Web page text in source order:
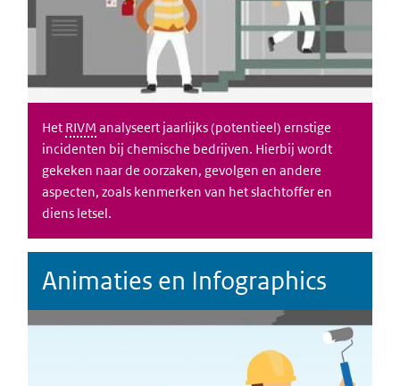
Het RIVM analyseert jaarlijks (potentieel) ernstige
incidenten bij chemische bedrijven. Hierbij wordt
gekeken naar de oorzaken, gevolgen en andere
aspecten, zoals kenmerken van het slachtoffer en
diens letsel.
Animaties en Infographics